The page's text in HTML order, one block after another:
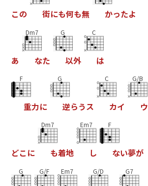
この 街にも何も無 かったよ
あ
Dm7
なた
G
以外
C
は
F
重力に
G
逆らうス
C
カイ
G/B
ウ
どこ に
Dm7
も着地
Em7
し
F
ない夢が
G G/F Em7 G/D G7